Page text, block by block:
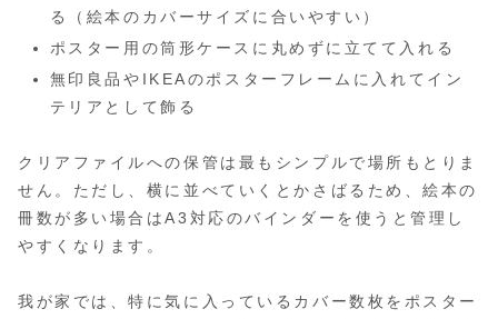
る（絵本のカバーサイズに合いやすい）
ポスター用の筒形ケースに丸めずに立てて入れる
無印良品やIKEAのポスターフレームに入れてイン
テリアとして飾る
クリアファイルへの保管は最もシンプルで場所もとりま
せん。ただし、横に並べていくとかさばるため、絵本の
冊数が多い場合はA3対応のバインダーを使うと管理し
やすくなります。
我が家では、特に気に入っているカバー数枚をポスター